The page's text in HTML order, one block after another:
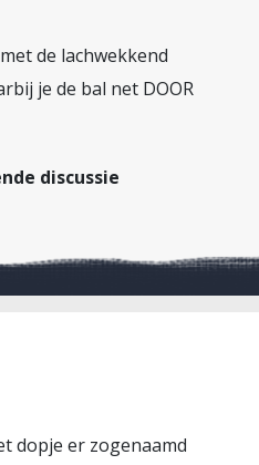
de lachwekkend
je de bal net DOOR
discussie
dopje er zogenaamd